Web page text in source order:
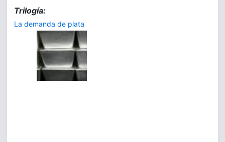
Trilogía:
La demanda de plata